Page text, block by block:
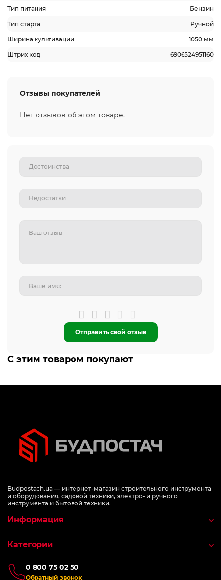
Тип питания Бензин
Тип старта Ручной
Ширина культивации 1050 мм
Штрих код 6906524951160
Отзывы покупателей
Нет отзывов об этом товаре.
Отправить свой отзыв
С этим товаром покупают
Budpostach.ua — интернет-магазин строительного инструмента
и оборудования, садовой техники, электро- и ручного
инструмента и бытовой техники.
0 800 75 02 50
Обратный звонок
Информация
Категории